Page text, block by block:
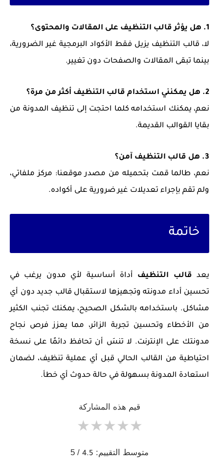
1. هل يؤثر قالب التنظيف على المقالات والمحتوى؟
لا، قالب التنظيف يزيل فقط الأكواد البرمجية غير الضرورية،
بينما تبقى المقالات والصفحات دون تغيير.
2. هل يمكنني استخدام قالب التنظيف أكثر من مرة؟
نعم، يمكنك استخدامه كلما احتجت إلى تنظيف المدونة من
بقايا القوالب القديمة.
3. هل قالب التنظيف آمن؟
نعم، طالما قمت بتحميله من مصدر موقعنا: مركز ملفاتي،
ولم تقم بإجراء تعديلات غير ضرورية على أكواده.
خاتمة
يعد قالب التنظيف أداة أساسية لأي مدون يرغب في
تحسين أداء مدونته وتجهيزها لاستقبال قالب جديد دون أي
مشاكل. باستخدامه بالشكل الصحيح، يمكنك تجنب الكثير
من الأخطاء وتحسين تجربة الزائر، مما يعزز فرص نجاح
مدونتك على الإنترنت. لا تنسَ أن تحافظ دائمًا على نسخة
احتياطية من القالب الحالي قبل أي عملية تنظيف، لضمان
استعادة المدونة بسهولة في حالة حدوث أي خطأ.
قيم هذه المشاركة
★
★
★
★
★
متوسط التقييم: 4.5
/ 5